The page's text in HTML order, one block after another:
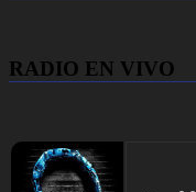
RADIO EN VIVO